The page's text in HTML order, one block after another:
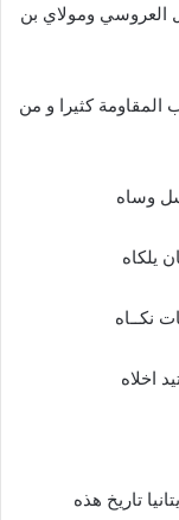
العروسي ومولاي بن
المقاومة كثيرا و من
وساه
تاريخ هذه